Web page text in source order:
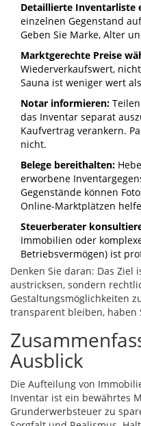
Detaillierte Inventarliste
einzelnen Gegenstand
Geben Sie Marke, Alter
Marktgerechte Preise
Wiederverkaufswert,
Sauna ist weniger wert
Notar informieren:
das Inventar separat
Kaufvertrag verankern.
nicht.
Belege bereithalten:
erworbene
Gegenstände können
Online-Marktplätzen
Steuerberater
Immobilien oder
Betriebsvermögen) ist
Denken Sie daran: Das Ziel
austricksen, sondern
Gestaltungsmöglichkeiten
transparent bleiben, haben
Ausblick
Die Aufteilung von
Inventar ist ein bewährtes
Grunderwerbsteuer zu